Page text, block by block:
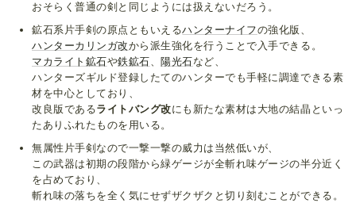
おそらく普通の剣と同じようには扱えないだろう。
鉱石系片手剣の原点ともいえるハンターナイフの強化版、
ハンターカリンガ改から派生強化を行うことで入手できる。
マカライト鉱石や鉄鉱石、 陽光石など、
ハンターズギルド登録したてのハンターでも手軽に調達できる素
材を中心としており、
改良版であるライトバング改にも新たな素材は大地の結晶といっ
たありふれたものを用いる。
無属性片手剣なので一撃一撃の威力は当然低いが、
この武器は初期の段階から緑ゲージが全斬れ味ゲージの半分近く
を占めており、
斬れ味の落ちを全く気にせずザクザクと切り刻むことができる。